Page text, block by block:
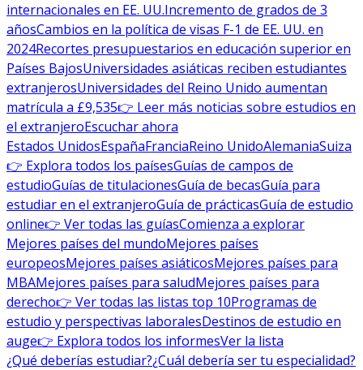
internacionales en EE. UU.Incremento de grados de 3
añosCambios en la política de visas F-1 de EE. UU. en
2024Recortes presupuestarios en educación superior en
Países BajosUniversidades asiáticas reciben estudiantes
extranjerosUniversidades del Reino Unido aumentan
matrícula a £9,535👉 Leer más noticias sobre estudios en
el extranjeroEscuchar ahora
Estados UnidosEspañaFranciaReino UnidoAlemaniaSuiza
👉 Explora todos los paísesGuías de campos de
estudioGuías de titulacionesGuía de becasGuía para
estudiar en el extranjeroGuía de prácticasGuía de estudio
online👉 Ver todas las guíasComienza a explorar
Mejores países del mundoMejores países
europeosMejores países asiáticosMejores países para
MBAMejores países para saludMejores países para
derecho👉 Ver todas las listas top 10Programas de
estudio y perspectivas laboralesDestinos de estudio en
auge👉 Explora todos los informesVer la lista
¿Qué deberías estudiar?¿Cuál debería ser tu especialidad?